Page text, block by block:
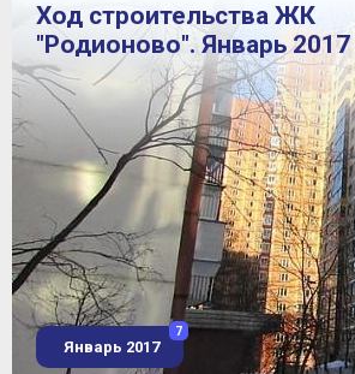
Ход строительства ЖК
"Родионово". Январь
Январь 2017
7